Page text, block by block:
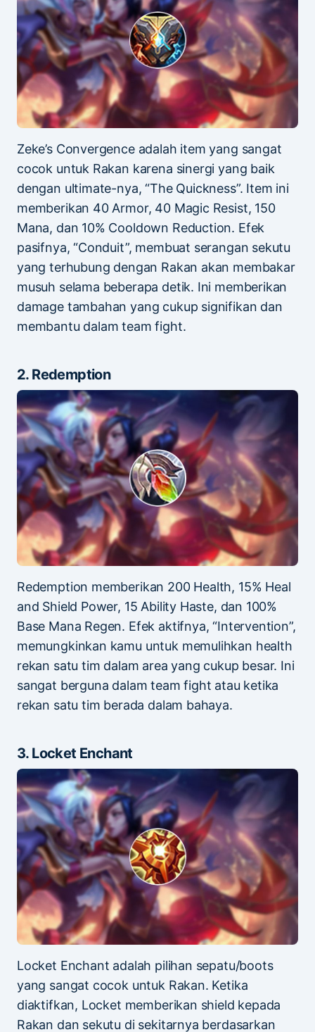
Zeke’s Convergence adalah item yang sangat
cocok untuk Rakan karena sinergi yang baik
dengan ultimate-nya, “The Quickness”. Item ini
memberikan 40 Armor, 40 Magic Resist, 150
Mana, dan 10% Cooldown Reduction. Efek
pasifnya, “Conduit”, membuat serangan sekutu
yang terhubung dengan Rakan akan membakar
musuh selama beberapa detik. Ini memberikan
damage tambahan yang cukup signifikan dan
membantu dalam team fight.
2. Redemption
Redemption memberikan 200 Health, 15% Heal
and Shield Power, 15 Ability Haste, dan 100%
Base Mana Regen. Efek aktifnya, “Intervention”,
memungkinkan kamu untuk memulihkan health
rekan satu tim dalam area yang cukup besar. Ini
sangat berguna dalam team fight atau ketika
rekan satu tim berada dalam bahaya.
3. Locket Enchant
Locket Enchant adalah pilihan sepatu/boots
yang sangat cocok untuk Rakan. Ketika
diaktifkan, Locket memberikan shield kepada
Rakan dan sekutu di sekitarnya berdasarkan